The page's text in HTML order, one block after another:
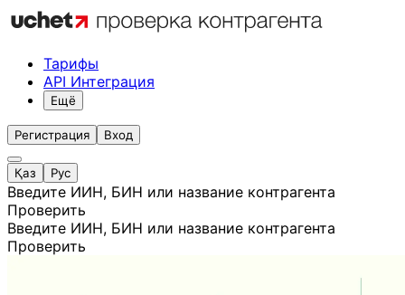
Тарифы
API Интеграция
Ещё
Регистрация Вход
Қаз Рус
Введите ИИН, БИН или название контрагента
Проверить
Введите ИИН, БИН или название контрагента
Проверить